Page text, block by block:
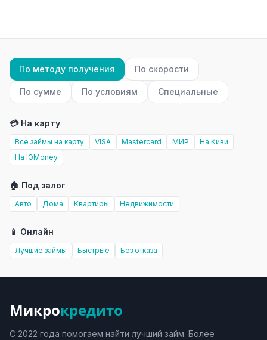
По методу получения По скорости
По сумме По условиям Специальные
💳 На карту
Все займы на карту VISA Mastercard МИР
На Киви
На ЮMoney
🏠 Под залог
Авто Дома Квартиры Недвижимости
📱 Онлайн
Лучшие займы Быстрые Без отказа
Микрокредито
С 2022 года помогаем найти лучший займ. Более